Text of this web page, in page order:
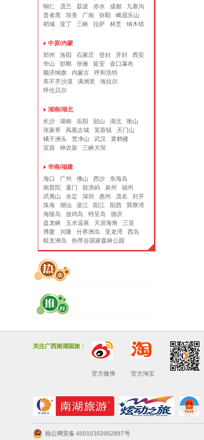
铜仁
茂兰 荔波 赤水 成都
九寨沟
普者黑
坝美 广南 弥勒
峨眉乐山
稻城
亚丁 三峡 拉萨 林芝 纳木错
中原/内蒙
郑州
洛阳 石家庄 登封 开封
西安
华山
邯郸 张掖 延安
壶口瀑布
额济纳旗
内蒙古
呼和浩特
库不齐沙漠
满洲里
海拉尔
呼伦贝尔
湖南/湖北
长沙
湖南 岳阳 韶山 湖北
衡山
张家界
凤凰古城 芙蓉镇
天门山
橘子洲头
梵净山 武汉
黄鹤楼
宜昌
神农架 三峡大坝
华南/福建
海口
广州 佛山 西沙
东海岛
南普陀
厦门 鼓浪屿 泉州
福州
武夷山
永定 深圳 惠州 茂名
封开
珠海
潮汕 湛江 阳江 阳西
巽寮湾
海陵岛
放鸡岛 特呈岛
德庆
盘龙峡
玉水温泉 天涯海角
三亚
博鳌
兴隆 分界洲岛 亚龙湾
西岛
蜈支洲岛
热带谷国家森林公园
关注广西南湖国旅：
官方微博 官方淘宝
桂公网安备 45010302002897号